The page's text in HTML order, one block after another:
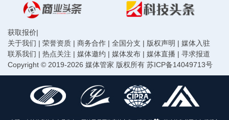
获取报价|
关于我们 | 荣誉资质 | 商务合作 | 全国分支 | 版权声明 | 媒体入驻
联系我们 | 热点关注 | 媒体邀约 | 媒体发布 | 媒体直播 | 寻求报道
Copyright © 2019-2026 媒体管家 版权所有 苏ICP备14049713号